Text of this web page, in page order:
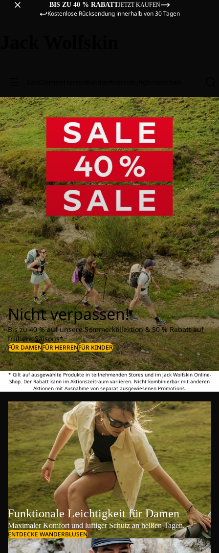
BIS ZU 40 % RABATTJETZT KAUFEN
Kostenlose Rücksendung innerhalb von 30 Tagen
Nicht verpassen!
Bis zu 40 % auf unsere Sommerkollektion & 50 % Rabatt auf
frühere Saisons*
FÜR DAMENFÜR HERRENFÜR KINDER
* Gilt auf ausgewählte Produkte in teilnehmenden Stores und im Jack Wolfskin Online-
Shop. Der Rabatt kann im Aktionszeitraum variieren. Nicht kombinierbar mit anderen
Aktionen mit Ausnahme von separat ausgewiesenen Promotions.
Funktionale Leichtigkeit für Damen
Maximaler Komfort und luftiger Schutz an heißen Tagen.
ENTDECKE WANDERBLUSEN